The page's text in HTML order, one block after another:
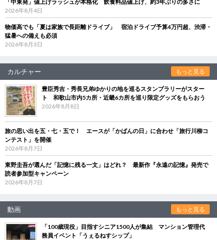
「中東発」値上げラッシュが本格化 飲食料品値上げ、約3年ぶりの多さに
2026年8月4日
物価高でも「夏は家族で長距離ドライブ」 宿泊ドライブ予算4万円超、渋滞・
猛暑への備えも必須
2026年8月3日
カルチャー もっと見る
豊臣秀吉・秀長兄弟ゆかりの地を巡るスタンプラリーがスター
ト 和歌山市内5カ所・近畿6カ所を巡り限定グッズをもらおう
2026年8月8日
旅の思い出を五・七・五で！ エースが「かばんの日」に合わせ「旅行川柳コ
ンテスト」を開催
2026年8月7日
東野圭吾が選んだ「記憶に残る一文」はどれ？ 最新作『永遠の記憶』発売で
読者参加型キャンペーン
2026年8月7日
動画 もっと見る
「100歳現役」目指すシニア1500人が集結 マンション管理代
務員イベント「うぇるねすシップ」